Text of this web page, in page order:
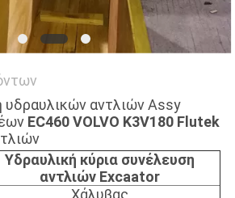
υδραυλικών αντλιών Assy
EC460 VOLVO K3V180 Flutek
Υδραυλική κύρια συνέλευση
αντλιών Excaator